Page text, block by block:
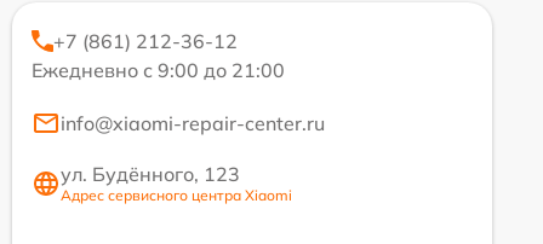
+7 (861) 212-36-12
Ежедневно с 9:00 до 21:00
info@xiaomi-repair-center.ru
ул. Будённого, 123
Адрес сервисного центра Xiaomi